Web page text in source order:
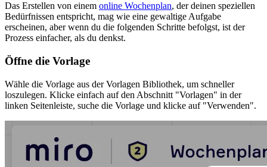
Das Erstellen von einem online Wochenplan, der deinen speziellen
Bedürfnissen entspricht, mag wie eine gewaltige Aufgabe
erscheinen, aber wenn du die folgenden Schritte befolgst, ist der
Prozess einfacher, als du denkst.
Öffne die Vorlage
Wähle die Vorlage aus der Vorlagen Bibliothek, um schneller
loszulegen. Klicke einfach auf den Abschnitt "Vorlagen" in der
linken Seitenleiste, suche die Vorlage und klicke auf "Verwenden".